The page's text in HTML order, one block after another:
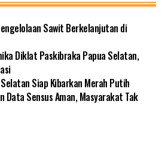
Sawit Berkelanjutan di
Diklat Paskibraka Papua Selatan,
Siap Kibarkan Merah Putih
Data Sensus Aman, Masyarakat Tak